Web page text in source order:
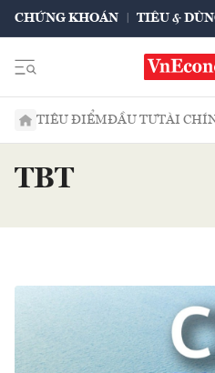
CHỨNG KHOÁN TIÊU &
TIÊU ĐIỂMĐẦU TƯTÀI
TBT